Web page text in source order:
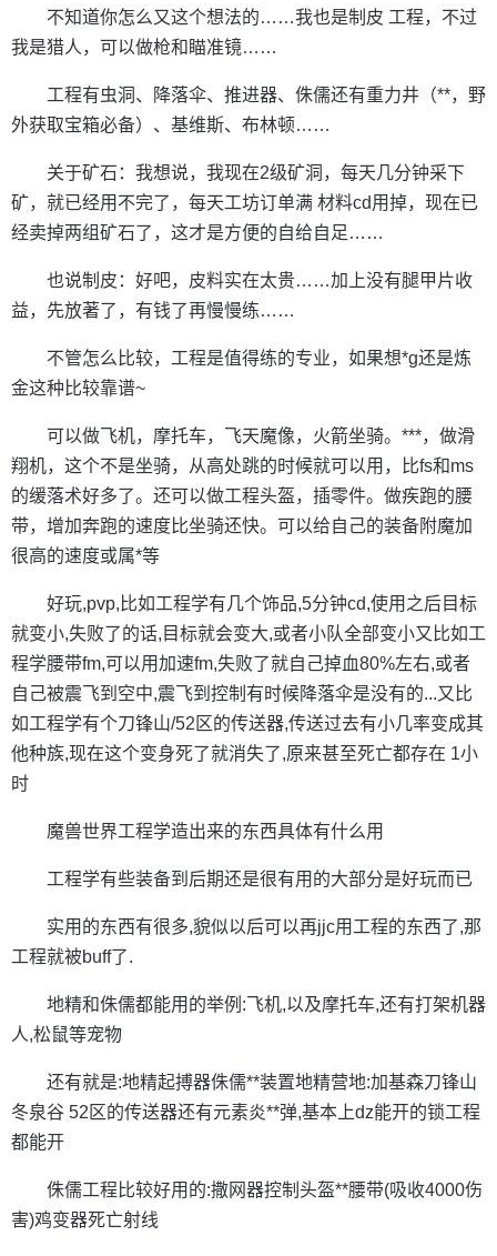
不知道你怎么又这个想法的……我也是制皮 工程，不过
我是猎人，可以做枪和瞄准镜……
工程有虫洞、降落伞、推进器、侏儒还有重力井（**，野
外获取宝箱必备）、基维斯、布林顿……
关于矿石：我想说，我现在2级矿洞，每天几分钟采下
矿，就已经用不完了，每天工坊订单满 材料cd用掉，现在已
经卖掉两组矿石了，这才是方便的自给自足……
也说制皮：好吧，皮料实在太贵……加上没有腿甲片收
益，先放著了，有钱了再慢慢练……
不管怎么比较，工程是值得练的专业，如果想*g还是炼
金这种比较靠谱~
可以做飞机，摩托车，飞天魔像，火箭坐骑。***，做滑
翔机，这个不是坐骑，从高处跳的时候就可以用，比fs和ms
的缓落术好多了。还可以做工程头盔，插零件。做疾跑的腰
带，增加奔跑的速度比坐骑还快。可以给自己的装备附魔加
很高的速度或属*等
好玩,pvp,比如工程学有几个饰品,5分钟cd,使用之后目标
就变小,失败了的话,目标就会变大,或者小队全部变小又比如工
程学腰带fm,可以用加速fm,失败了就自己掉血80%左右,或者
自己被震飞到空中,震飞到控制有时候降落伞是没有的...又比
如工程学有个刀锋山/52区的传送器,传送过去有小几率变成其
他种族,现在这个变身死了就消失了,原来甚至死亡都存在 1小
时
魔兽世界工程学造出来的东西具体有什么用
工程学有些装备到后期还是很有用的大部分是好玩而已
实用的东西有很多,貌似以后可以再jjc用工程的东西了,那
工程就被buff了.
地精和侏儒都能用的举例:飞机,以及摩托车,还有打架机器
人,松鼠等宠物
还有就是:地精起搏器侏儒**装置地精营地:加基森刀锋山
冬泉谷 52区的传送器还有元素炎**弹,基本上dz能开的锁工程
都能开
侏儒工程比较好用的:撒网器控制头盔**腰带(吸收4000伤
害)鸡变器死亡射线